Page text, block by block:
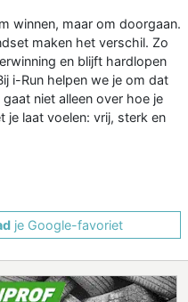
winnen, maar om doorgaan.
maken het verschil. Zo
en blijft hardlopen
i-Run helpen we je om dat
niet alleen over hoe je
je laat voelen: vrij, sterk en
je Google-favoriet